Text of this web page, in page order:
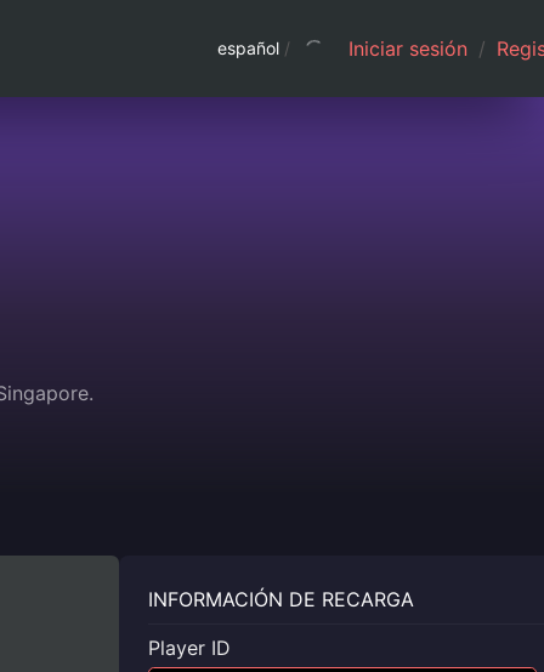
español / Iniciar sesión /
INFORMACIÓN DE RECARGA
Player ID